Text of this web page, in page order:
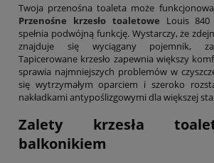
Twoja przenośna toaleta może
Przenośne krzesło toaletowe Louis
spełnia podwójną funkcję. Wystarczy, że
znajduje się wyciągany pojemnik,
Tapicerowane krzesło zapewnia większy
sprawia najmniejszych problemów w
się wytrzymałym oparciem i szeroko
nakładkami antypoślizgowymi dla większej
Zalety krzesła
balkonikiem